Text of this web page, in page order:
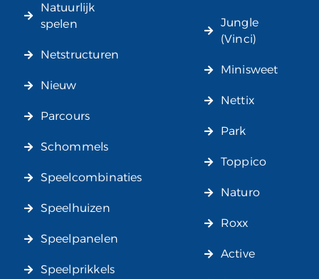
Natuurlijk
spelen
Netstructuren
Nieuw
Parcours
Schommels
Speelcombinaties
Speelhuizen
Speelpanelen
Speelprikkels
Jungle
(Vinci)
Minisweet
Nettix
Park
Toppico
Naturo
Roxx
Active